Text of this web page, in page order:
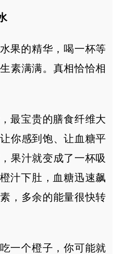
果的精华，喝一杯等
素满满。真相恰恰相
最宝贵的膳食纤维大
你感到饱、让血糖平
果汁就变成了一杯吸
汁下肚，血糖迅速飙
，多余的能量很快转
一个橙子，你可能就